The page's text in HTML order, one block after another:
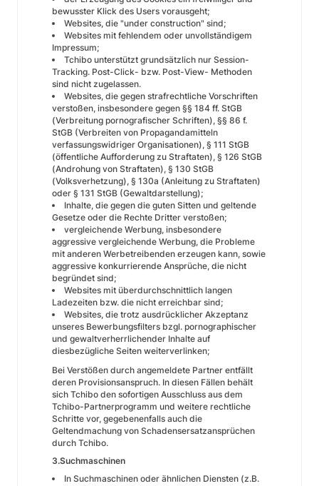
bewusster Klick des Users vorausgeht;
Websites, die "under construction" sind;
Websites mit fehlendem oder unvollständigem
Impressum;
Tchibo unterstützt grundsätzlich nur Session-
Tracking. Post-Click- bzw. Post-View- Methoden
sind nicht zugelassen.
Websites, die gegen strafrechtliche Vorschriften
verstoßen, insbesondere gegen §§ 184 ff. StGB
(Verbreitung pornografischer Schriften), §§ 86 f.
StGB (Verbreiten von Propagandamitteln
verfassungswidriger Organisationen), § 111 StGB
(öffentliche Aufforderung zu Straftaten), § 126 StGB
(Androhung von Straftaten), § 130 StGB
(Volksverhetzung), § 130a (Anleitung zu Straftaten)
oder § 131 StGB (Gewaltdarstellung);
Inhalte, die gegen die guten Sitten und geltende
Gesetze oder die Rechte Dritter verstoßen;
vergleichende Werbung, insbesondere
aggressive vergleichende Werbung, die Probleme
mit anderen Werbetreibenden erzeugen kann, sowie
aggressive konkurrierende Ansprüche, die nicht
begründet sind;
Websites mit überdurchschnittlich langen
Ladezeiten bzw. die nicht erreichbar sind;
Websites, die trotz ausdrücklicher Akzeptanz
unseres Bewerbungsfilters bzgl. pornographischer
und gewaltverherrlichender Inhalte auf
diesbezügliche Seiten weiterverlinken;
Bei Verstößen durch angemeldete Partner entfällt
deren Provisionsanspruch. In diesen Fällen behält
sich Tchibo den sofortigen Ausschluss aus dem
Tchibo-Partnerprogramm und weitere rechtliche
Schritte vor, gegebenenfalls auch die
Geltendmachung von Schadensersatzansprüchen
durch Tchibo.
3.Suchmaschinen
In Suchmaschinen oder ähnlichen Diensten (z.B.